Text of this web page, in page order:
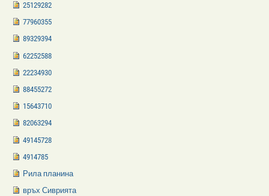
25129282
77960355
89329394
62252588
22234930
88455272
15643710
82063294
49145728
4914785
Рила планина
връх Сиврията